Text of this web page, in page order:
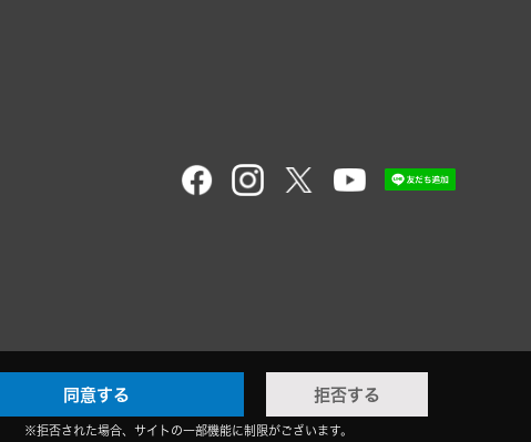
同意する 拒否する
※拒否された場合、サイトの一部機能に制限がございます。